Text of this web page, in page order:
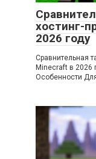
хостинг-
2026 году
Сравнительная
Minecraft в 2026
Особенности